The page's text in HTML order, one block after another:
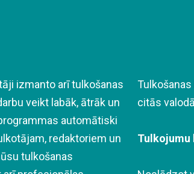
izmanto arī tulkošanas
veikt labāk, ātrāk un
automātiski
redaktoriem un
tulkošanas
citās